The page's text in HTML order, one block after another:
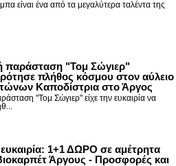
είναι ένα από τα μεγαλύτερα ταλέντα της
παράσταση "Τομ Σώγιερ"
πλήθος κόσμου στον αύλειο
Καποδίστρια στο Άργος
"Τομ Σώγιερ" είχε την ευκαιρία να
1+1 ΔΩΡΟ σε αμέτρητα
Άργους - Προσφορές και